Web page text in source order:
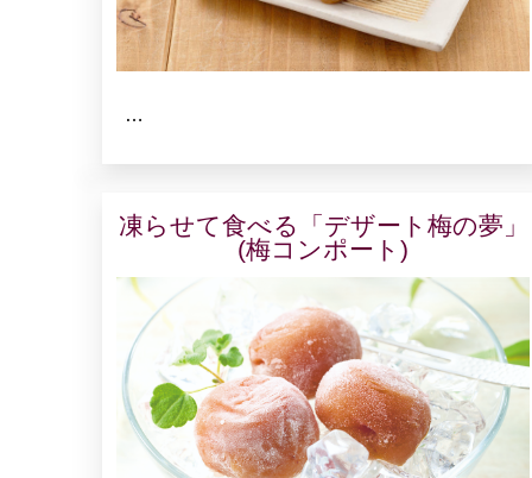
…
凍らせて食べる「デザート梅の夢」
(梅コンポート)